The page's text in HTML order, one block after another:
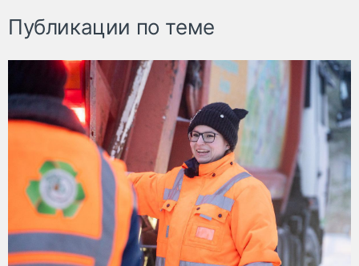
Публикации по теме